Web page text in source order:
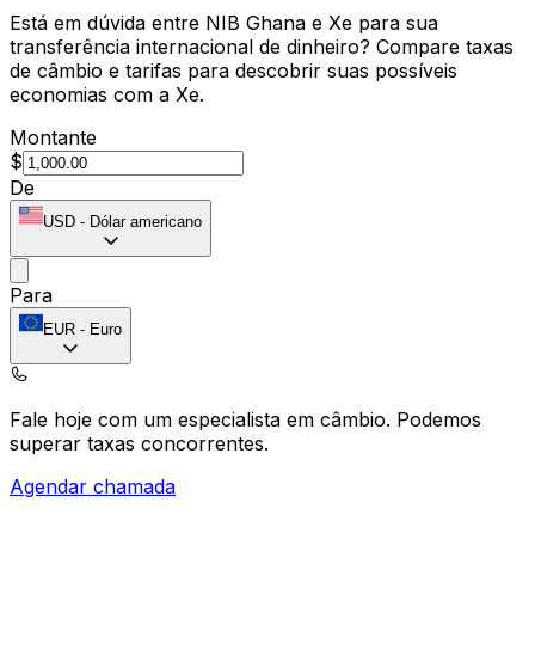
Está em dúvida entre NIB Ghana e Xe para sua
transferência internacional de dinheiro? Compare taxas
de câmbio e tarifas para descobrir suas possíveis
economias com a Xe.
Montante
$
De
USD - Dólar americano
Para
EUR - Euro
Fale hoje com um especialista em câmbio. Podemos
superar taxas concorrentes.
Agendar chamada